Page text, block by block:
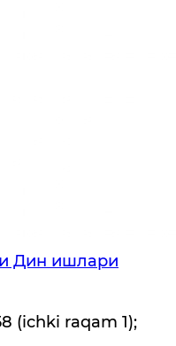
Дин ишлари
(ichki raqam 1);